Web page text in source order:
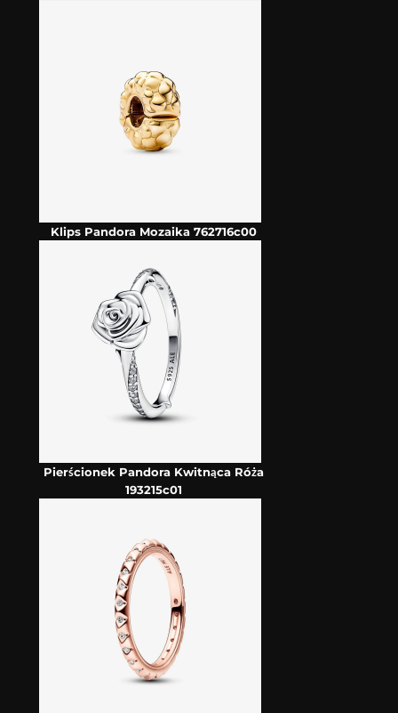
Klips Pandora Mozaika 762716c00
Pierścionek Pandora Kwitnąca Róża
193215c01